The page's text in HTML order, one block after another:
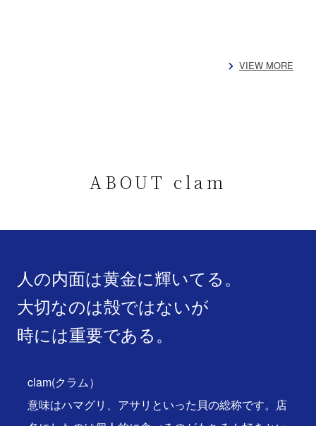
VIEW MORE
ABOUT clam
人の内面は黄金に輝いてる。
大切なのは殻ではないが
時には重要である。
clam(クラム）
意味はハマグリ、アサリといった貝の総称です。店